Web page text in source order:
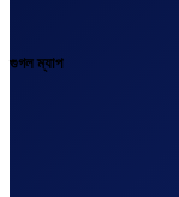
গুগল ম্যাপ